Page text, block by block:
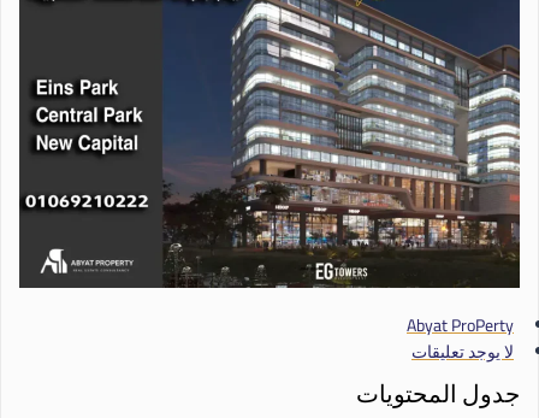
Abyat ProPerty
لا يوجد تعليقات
جدول المحتويات